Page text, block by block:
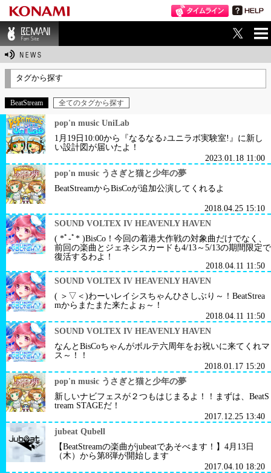
BEMANI Fan Sit
タグから探す
BeatStream 全てのタグから探す
pop'n music UniLab
1月19日10:00から『なるなる♪ユニラボ実験室!』に新し
い設計図が届いたよ！
2023.01.18 11:00
pop'n music うさぎと猫と少年の夢
BeatStreamからBisCoが追加公演してくれるよ
2018.04.25 15:10
SOUND VOLTEX IV HEAVENLY HAVEN
( *ﾟ-ﾟ* )BisCo！今回の着港大作戦の対象曲だけでなく、
前回の楽曲とジェネシスカードも4/13～5/13の期間限定で
復活するわよ！
2018.04.11 11:50
SOUND VOLTEX IV HEAVENLY HAVEN
( ＞▽＜)わーいレイシスちゃんひさしぶり～！BeatStrea
mからまたまた来たよぉ～！
2018.04.11 11:50
SOUND VOLTEX IV HEAVENLY HAVEN
なんとBisCoちゃんがボルテ六周年をお祝いに来てくれマ
ス～！！
2018.01.17 15:20
pop'n music うさぎと猫と少年の夢
新しいナビフェスが２つもはじまるよ！！まずは、BeatS
tream STAGEだ！
2017.12.25 13:40
jubeat Qubell
【BeatStreamの楽曲がjubeatであそべます！】4月13日
（木）から第8弾が開始します
2017.04.10 18:20